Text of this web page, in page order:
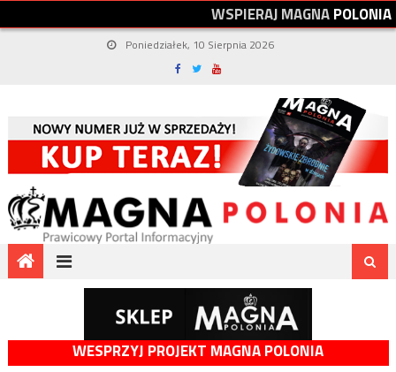
WSPIERAJMAGNAPOLONIA
Poniedziałek, 10 Sierpnia 2026
WESPRZYJ PROJEKT MAGNA POLONIA